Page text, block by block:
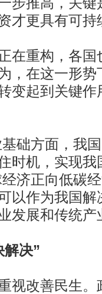
才更具有可持
重构，各国
，在这一形势
变起到关键作
方面，我国
时机，实现我
济正向低碳
以作为我国解
发展和传统产
解决”
改善民生。